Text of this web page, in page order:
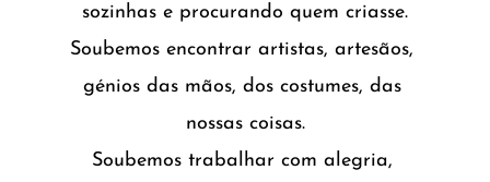
sozinhas e procurando quem criasse.
Soubemos encontrar artistas, artesãos,
génios das mãos, dos costumes, das
nossas coisas.
Soubemos trabalhar com alegria,